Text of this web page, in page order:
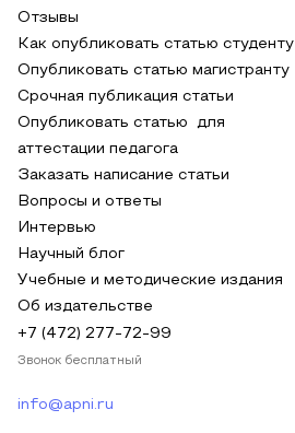
Отзывы
Как опубликовать статью студенту
Опубликовать статью магистранту
Срочная публикация статьи
Опубликовать статью для
аттестации педагога
Заказать написание статьи
Вопросы и ответы
Интервью
Научный блог
Учебные и методические издания
Об издательстве
+7 (472) 277-72-99
Звонок бесплатный
info@apni.ru